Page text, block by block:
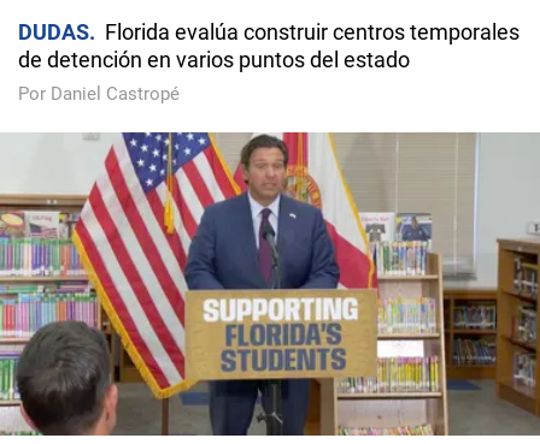
DUDAS
Florida evalúa construir centros temporales
de detención en varios puntos del estado
Por Daniel Castropé